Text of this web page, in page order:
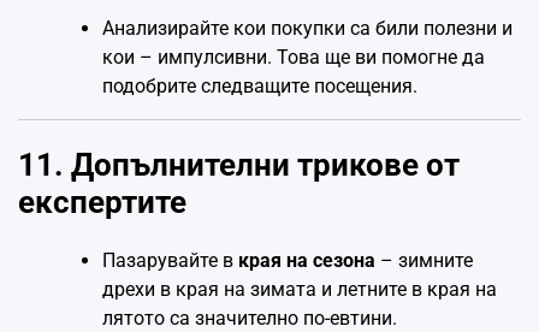
Анализирайте кои покупки са били полезни и
кои – импулсивни. Това ще ви помогне да
подобрите следващите посещения.
11. Допълнителни трикове от
експертите
Пазарувайте в края на сезона – зимните
дрехи в края на зимата и летните в края на
лятото са значително по-евтини.